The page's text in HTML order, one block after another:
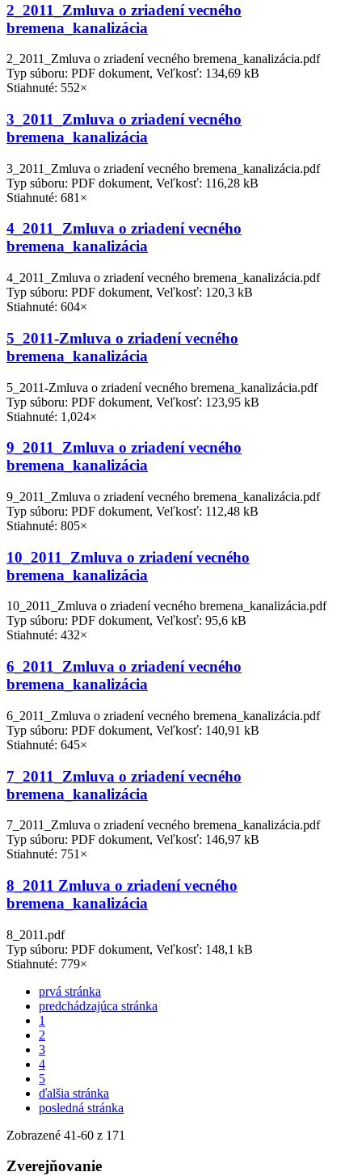
2_2011_Zmluva o zriadení vecného
bremena_kanalizácia
2_2011_Zmluva o zriadení vecného bremena_kanalizácia.pdf
Typ súboru: PDF dokument, Veľkosť: 134,69 kB
Stiahnuté: 552×
3_2011_Zmluva o zriadení vecného
bremena_kanalizácia
3_2011_Zmluva o zriadení vecného bremena_kanalizácia.pdf
Typ súboru: PDF dokument, Veľkosť: 116,28 kB
Stiahnuté: 681×
4_2011_Zmluva o zriadení vecného
bremena_kanalizácia
4_2011_Zmluva o zriadení vecného bremena_kanalizácia.pdf
Typ súboru: PDF dokument, Veľkosť: 120,3 kB
Stiahnuté: 604×
5_2011-Zmluva o zriadení vecného
bremena_kanalizácia
5_2011-Zmluva o zriadení vecného bremena_kanalizácia.pdf
Typ súboru: PDF dokument, Veľkosť: 123,95 kB
Stiahnuté: 1,024×
9_2011_Zmluva o zriadení vecného
bremena_kanalizácia
9_2011_Zmluva o zriadení vecného bremena_kanalizácia.pdf
Typ súboru: PDF dokument, Veľkosť: 112,48 kB
Stiahnuté: 805×
10_2011_Zmluva o zriadení vecného
bremena_kanalizácia
10_2011_Zmluva o zriadení vecného bremena_kanalizácia.pdf
Typ súboru: PDF dokument, Veľkosť: 95,6 kB
Stiahnuté: 432×
6_2011_Zmluva o zriadení vecného
bremena_kanalizácia
6_2011_Zmluva o zriadení vecného bremena_kanalizácia.pdf
Typ súboru: PDF dokument, Veľkosť: 140,91 kB
Stiahnuté: 645×
7_2011_Zmluva o zriadení vecného
bremena_kanalizácia
7_2011_Zmluva o zriadení vecného bremena_kanalizácia.pdf
Typ súboru: PDF dokument, Veľkosť: 146,97 kB
Stiahnuté: 751×
8_2011 Zmluva o zriadení vecného
bremena_kanalizácia
8_2011.pdf
Typ súboru: PDF dokument, Veľkosť: 148,1 kB
Stiahnuté: 779×
prvá stránka
predchádzajúca stránka
1
2
3
4
5
ďalšia stránka
posledná stránka
Zobrazené 41-60 z 171
Zverejňovanie